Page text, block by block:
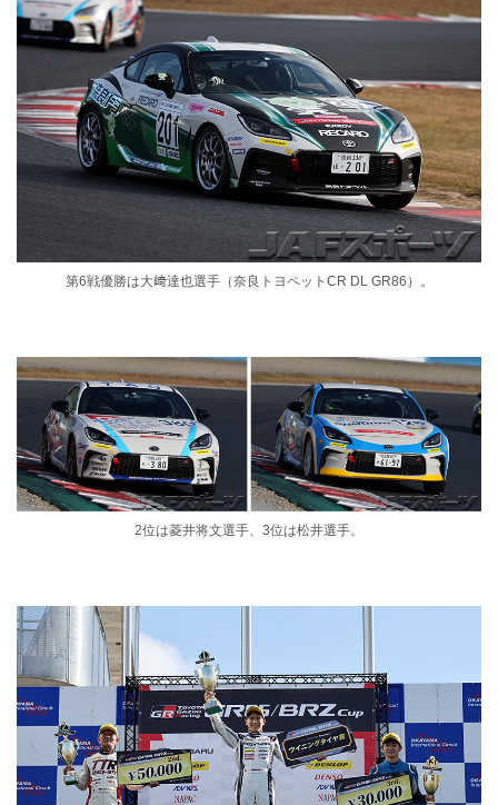
第6戦優勝は大﨑達也選手（奈良トヨペットCR DL GR86）。
2位は菱井将文選手、3位は松井選手。